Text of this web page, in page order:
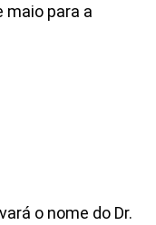
maio para a
o nome do Dr.